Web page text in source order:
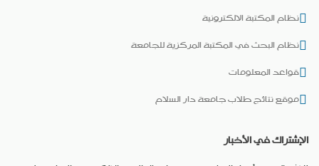
نظام المكتبة الالكترونية
نظام البحث في المكتبة المركزية للجامعة
قواعد المعلومات
موقع نتائج طلاب جامعة دار السلام
الإشتراك في الأخبار